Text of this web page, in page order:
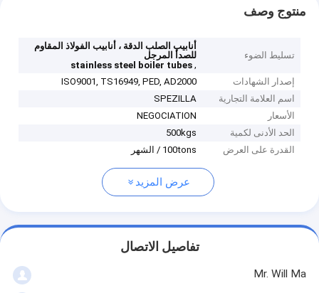
منتوج وصف
تسليط الضوء
أنابيب الصلب الدقة ، أنابيب الفولاذ المقاوم
للصدأ المرجل
,
stainless steel boiler tubes
إصدار الشهادات
ISO9001, TS16949, PED, AD2000
اسم العلامة التجارية
SPEZILLA
الأسعار
NEGOCIATION
الحد الأدنى لكمية
500kgs
القدرة على العرض
100tons / الشهر
عرض المزيد
تفاصيل الاتصال
Mr. Will Ma